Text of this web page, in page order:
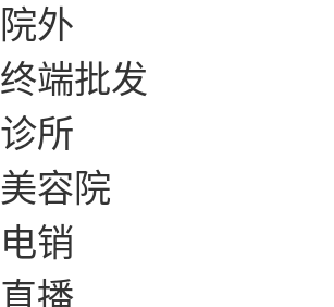
院外
终端批发
诊所
美容院
电销
直播